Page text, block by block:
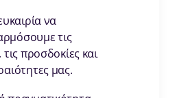
να
τις
τις προσδοκίες και
μας.